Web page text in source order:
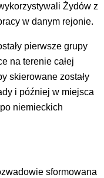
Żydów z
w danym rejonie.
pierwsze grupy
na terenie całej
skierowane zostały
i później w miejsca
niemieckich
sformowana